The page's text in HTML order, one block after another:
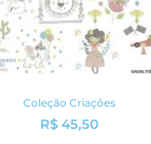
Coleção Criações
R$ 45,50